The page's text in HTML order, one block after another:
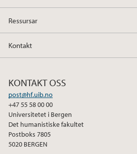
Ressursar
Kontakt
KONTAKT OSS
post@hf.uib.no
+47 55 58 00 00
Universitetet i Bergen
Det humanistiske fakultet
Postboks 7805
5020 BERGEN